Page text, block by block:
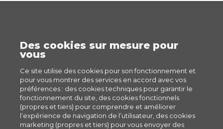
Des cookies sur mesure pour
vous
Ce site utilise des cookies pour son fonctionnement et
pour vous montrer des services en accord avec vos
préférences : des cookies techniques pour garantir le
fonctionnement du site, des cookies fonctionnels
(propres et tiers) pour comprendre et améliorer
l’expérience de navigation de l’utilisateur, des cookies
marketing (propres et tiers) pour vous envoyer des